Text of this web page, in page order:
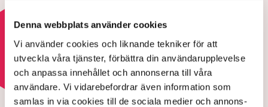
Denna webbplats använder cookies
Vi använder cookies och liknande tekniker för att
utveckla våra tjänster, förbättra din användarupplevelse
och anpassa innehållet och annonserna till våra
användare. Vi vidarebefordrar även information som
samlas in via cookies till de sociala medier och annons-
Läs mer om hoten mot äganderätten
HOTEN MOT ÄGANDERÄTTEN